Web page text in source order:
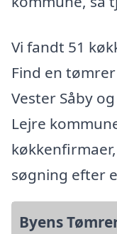
Vi fandt 51
Find en
Vester Såby
Lejre
søgning efter
Byens